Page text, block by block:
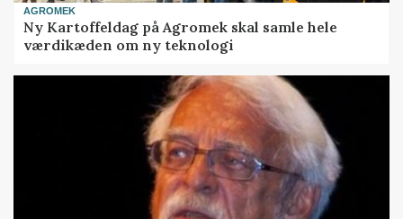
AGROMEK
Ny Kartoffeldag på Agromek skal samle hele
værdikæden om ny teknologi